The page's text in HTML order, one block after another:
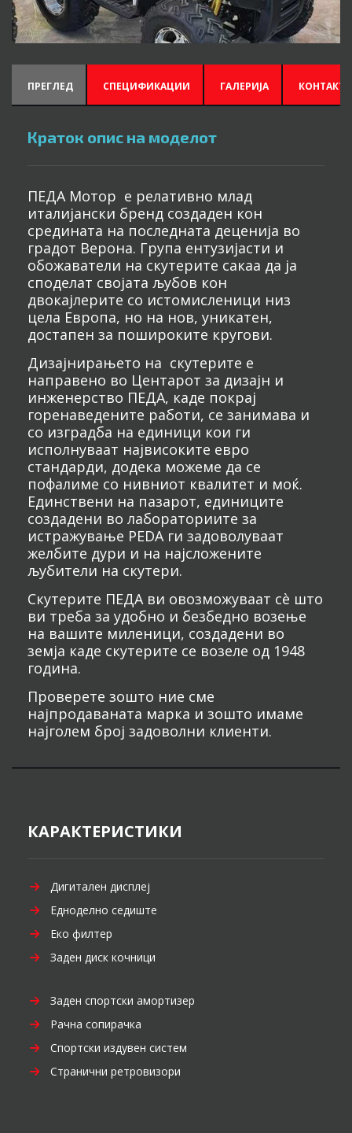
ПРЕГЛЕД СПЕЦИФИКАЦИИ ГАЛЕРИЈА
Краток опис на моделот
ПЕДА Мотор е релативно млад
италијански бренд создаден кон
средината на последната деценија во
градот Верона. Група ентузијасти и
обожаватели на скутерите сакаа да ја
споделат својата љубов кон
двокајлерите со истомисленици низ
цела Европа, но на нов, уникатен,
достапен за пошироките кругови.
Дизајнирањето на скутерите е
направено во Центарот за дизајн и
инженерство ПЕДА, каде покрај
горенаведените работи, се занимава и
со изградба на единици кои ги
исполнуваат највисоките евро
стандарди, додека можеме да се
пофалиме со нивниот квалитет и моќ.
Единствени на пазарот, единиците
создадени во лабораториите за
истражување PEDA ги задоволуваат
желбите дури и на најсложените
љубители на скутери.
Скутерите ПЕДА ви овозможуваат сè што
ви треба за удобно и безбедно возење
на вашите миленици, создадени во
земја каде скутерите се возеле од 1948
година.
Проверете зошто ние сме
најпродаваната марка и зошто имаме
најголем број задоволни клиенти.
КАРАКТЕРИСТИКИ
Дигитален дисплеј
Едноделно седиште
Еко филтер
Заден диск кочници
Заден спортски амортизер
Рачна сопирачка
Спортски издувен систем
Странични ретровизори